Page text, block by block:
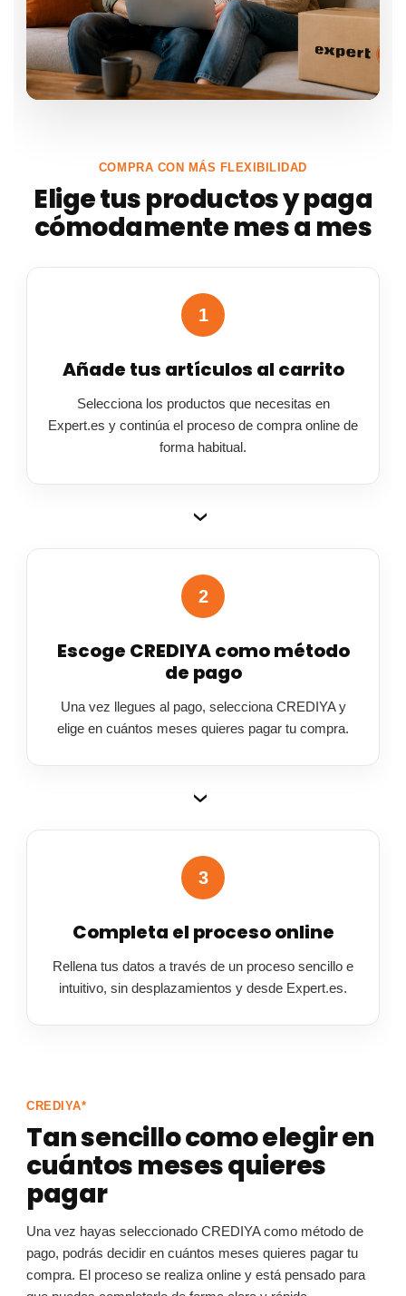
COMPRA CON MÁS FLEXIBILIDAD
Elige tus productos y paga
cómodamente mes a mes
1
Añade tus artículos al carrito
Selecciona los productos que necesitas en
Expert.es y continúa el proceso de compra online de
forma habitual.
›
2
Escoge CREDIYA como método
de pago
Una vez llegues al pago, selecciona CREDIYA y
elige en cuántos meses quieres pagar tu compra.
›
3
Completa el proceso online
Rellena tus datos a través de un proceso sencillo e
intuitivo, sin desplazamientos y desde Expert.es.
CREDIYA*
Tan sencillo como elegir en
cuántos meses quieres
pagar
Una vez hayas seleccionado CREDIYA como método de
pago, podrás decidir en cuántos meses quieres pagar tu
compra. El proceso se realiza online y está pensado para